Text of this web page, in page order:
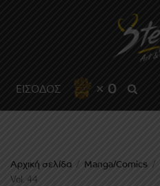
ΕΙΣΟΔΟΣ × 0
Αρχική σελίδα / Manga/Comics /
Vol. 44